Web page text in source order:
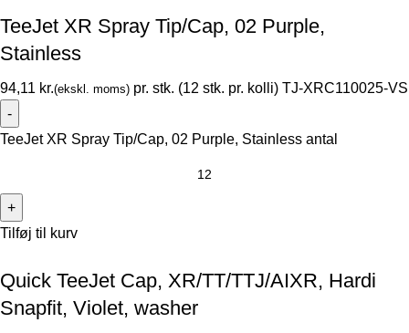
TeeJet XR Spray Tip/Cap, 02 Purple,
Stainless
kr. TJ-XRC110025-VS
TeeJet XR Spray Tip/Cap, 02 Purple, Stainless antal
Tilføj til kurv
Quick TeeJet Cap, XR/TT/TTJ/AIXR, Hardi
Snapfit, Violet, washer